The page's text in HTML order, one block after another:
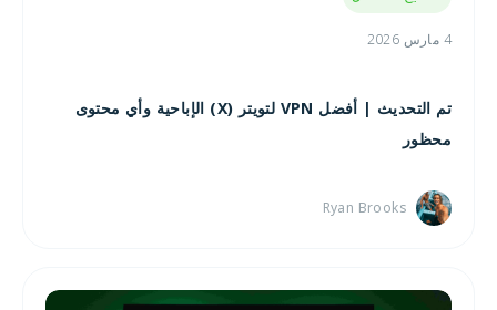
4 مارس 2026
تم التحديث | أفضل VPN لتويتر (X) الإباحية وأي محتوى
محظور
Ryan Brooks